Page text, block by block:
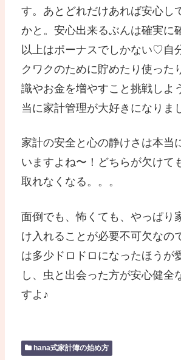
す。あとどれだけあれば安心し
かと。安心出来るぶんは確実に
以上はポーナスでしかない♡自
クワクのために貯めたり使った
識やお金を増やすこと挑戦しよ
当に家計管理が大好きになりま
家計の安全と心の静けさは本当
いますよね〜！どちらが欠けて
取れなくなる。。。
面倒でも、怖くても、やっぱり
け入れることが必要不可欠なの
は多少ドロドロになったほうが
し、虫と出会った方が安心健全
すよ♪
hana式家計簿の始め方